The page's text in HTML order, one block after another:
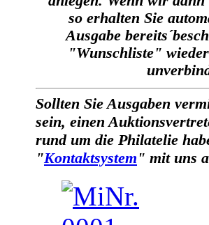
so erhalten Sie
Ausgabe
"Wunschliste"
Sollten Sie Ausgaben
sein, einen
rund um die Philatelie
"Kontaktsystem " mit uns